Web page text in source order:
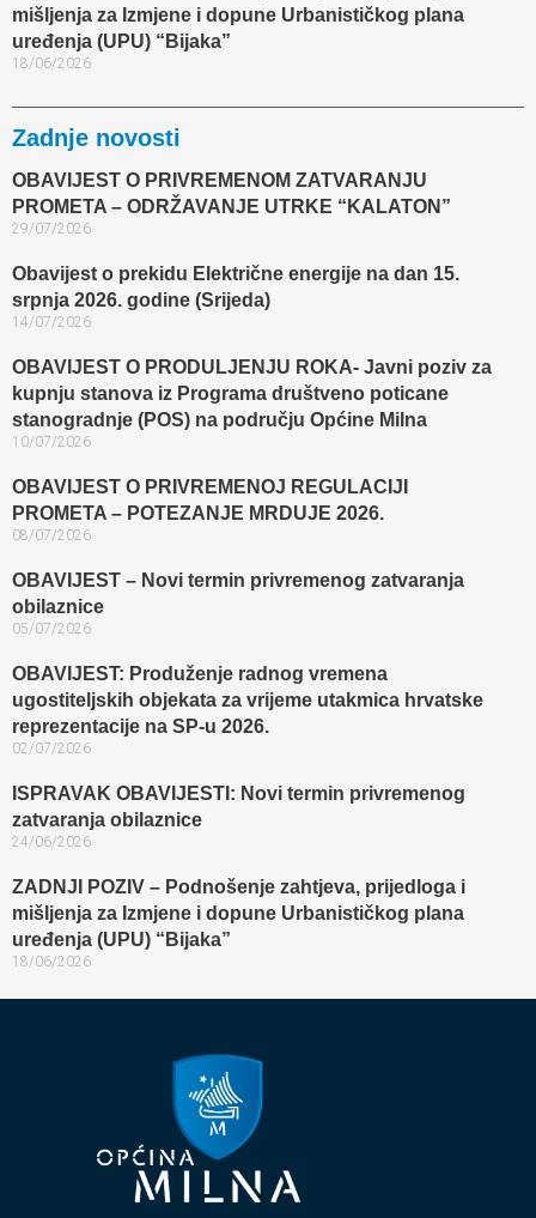
mišljenja za Izmjene i dopune Urbanističkog plana
uređenja (UPU) “Bijaka”
18/06/2026
Zadnje novosti
OBAVIJEST O PRIVREMENOM ZATVARANJU
PROMETA – ODRŽAVANJE UTRKE “KALATON”
29/07/2026
Obavijest o prekidu Električne energije na dan 15.
srpnja 2026. godine (Srijeda)
14/07/2026
OBAVIJEST O PRODULJENJU ROKA- Javni poziv za
kupnju stanova iz Programa društveno poticane
stanogradnje (POS) na području Općine Milna
10/07/2026
OBAVIJEST O PRIVREMENOJ REGULACIJI
PROMETA – POTEZANJE MRDUJE 2026.
08/07/2026
OBAVIJEST – Novi termin privremenog zatvaranja
obilaznice​
05/07/2026
OBAVIJEST: Produženje radnog vremena
ugostiteljskih objekata za vrijeme utakmica hrvatske
reprezentacije na SP-u 2026.
02/07/2026
ISPRAVAK OBAVIJESTI: Novi termin privremenog
zatvaranja obilaznice​
24/06/2026
ZADNJI POZIV – Podnošenje zahtjeva, prijedloga i
mišljenja za Izmjene i dopune Urbanističkog plana
uređenja (UPU) “Bijaka”
18/06/2026